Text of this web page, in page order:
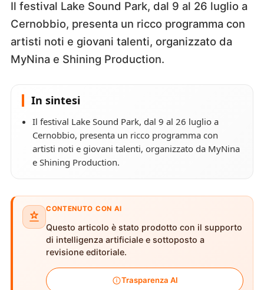
Il festival Lake Sound Park, dal 9 al 26 luglio a
Cernobbio, presenta un ricco programma con
artisti noti e giovani talenti, organizzato da
MyNina e Shining Production.
In sintesi
Il festival Lake Sound Park, dal 9 al 26 luglio a
Cernobbio, presenta un ricco programma con
artisti noti e giovani talenti, organizzato da MyNina
e Shining Production.
CONTENUTO CON AI
Questo articolo è stato prodotto con il supporto
di intelligenza artificiale e sottoposto a
revisione editoriale.
Trasparenza AI